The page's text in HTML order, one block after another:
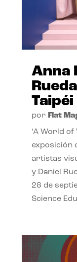
Anna
Taipéi
por Flat
‘A World
exposición
artistas
y Daniel
28 de
Science